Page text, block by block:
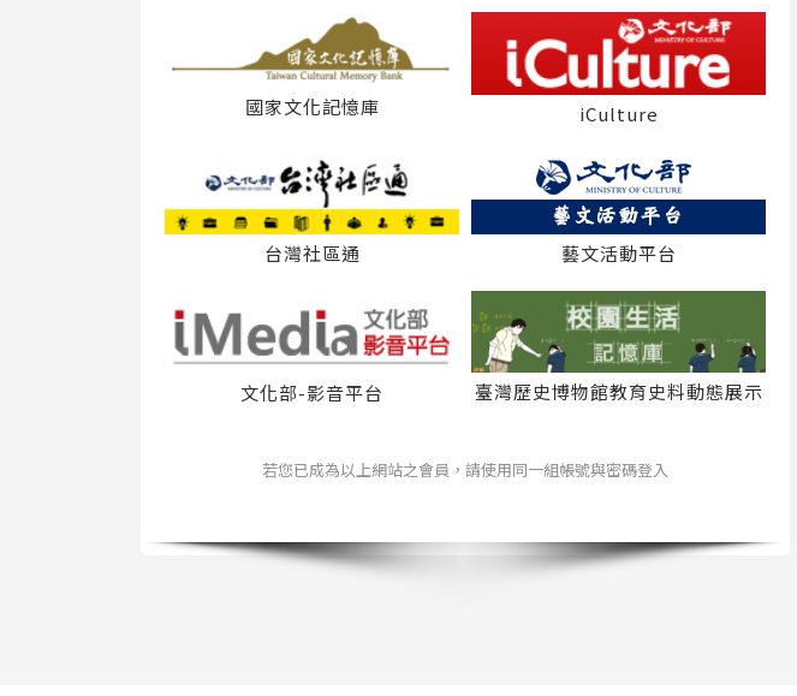
國家文化記憶庫 iCulture
台灣社區通 藝文活動平台
文化部-影音平台
臺灣歷史博物館教育史料動態展示
若您已成為以上網站之會員，請使用同一組帳號與密碼登入